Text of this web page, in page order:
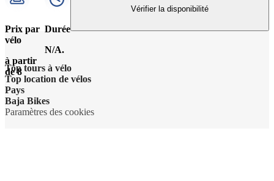
Prix par
vélo
à partir
de 8
Durée
N/A.
Vérifier la disponibilité
Top tours à vélo
Top location de vélos
Pays
Baja Bikes
Paramètres des cookies